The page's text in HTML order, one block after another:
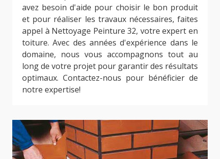
avez besoin d'aide pour choisir le bon produit
et pour réaliser les travaux nécessaires, faites
appel à Nettoyage Peinture 32, votre expert en
toiture. Avec des années d'expérience dans le
domaine, nous vous accompagnons tout au
long de votre projet pour garantir des résultats
optimaux. Contactez-nous pour bénéficier de
notre expertise!